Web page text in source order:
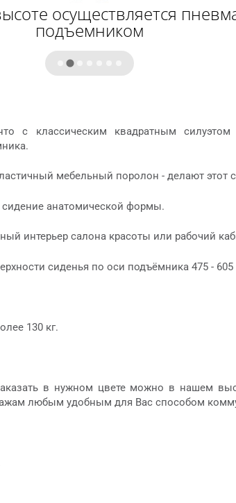
осуществляется
подъемником
с классическим квадратным
мебельный поролон - делают этот
сидение анатомической формы.
интерьер салона красоты или рабочий
сиденья по оси подъёмника 475 -
130 кг.
в нужном цвете можно в нашем
любым удобным для Вас способом